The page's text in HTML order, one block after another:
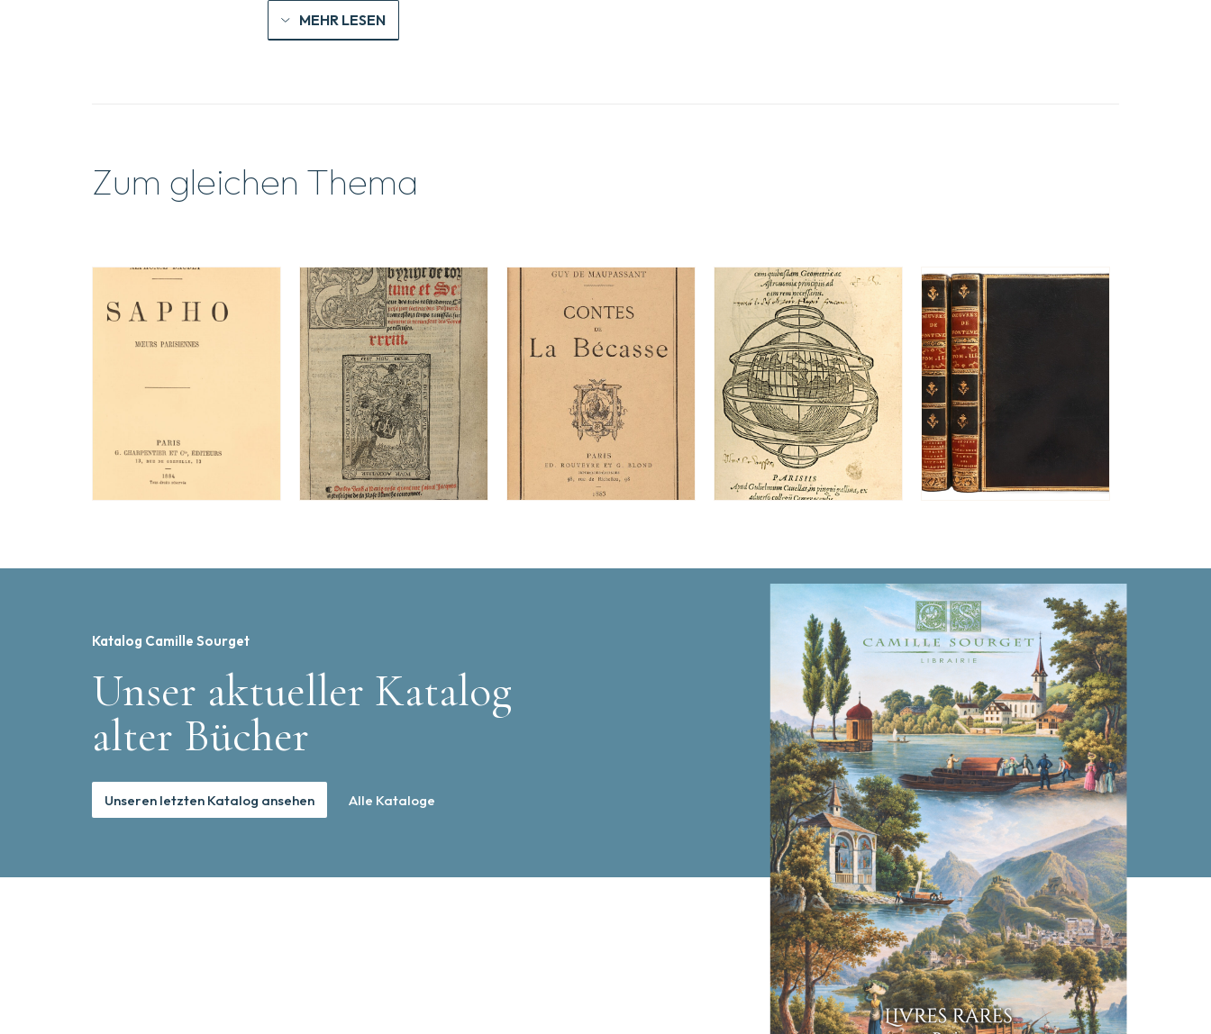
MEHR LESEN
Zum gleichen Thema
Katalog Camille Sourget
Unser aktueller Katalog
alter Bücher
Unseren letzten Katalog ansehen Alle Kataloge